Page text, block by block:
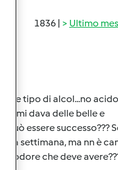
1836 | Ultimo
tipo di alcol...no
e mi dava delle belle e
essere successo???
settimana, ma nn è
l'odore che deve